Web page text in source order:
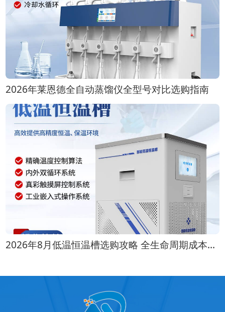
2026年莱恩德全自动蒸馏仪全型号对比选购指南
2026年8月低温恒温槽选购攻略 全生命周期成本对比